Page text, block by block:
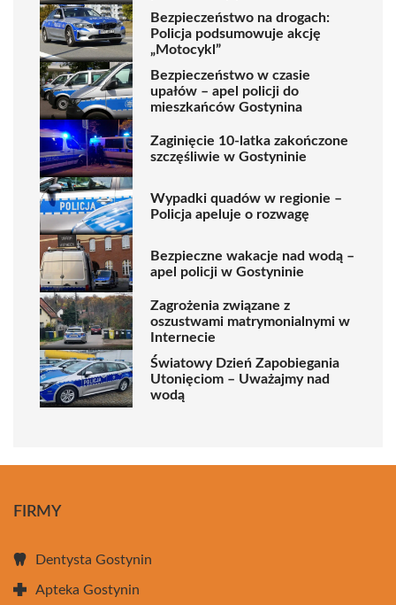
Bezpieczeństwo na drogach:
Policja podsumowuje akcję
„Motocykl”
Bezpieczeństwo w czasie
upałów – apel policji do
mieszkańców Gostynina
Zaginięcie 10-latka zakończone
szczęśliwie w Gostyninie
Wypadki quadów w regionie –
Policja apeluje o rozwagę
Bezpieczne wakacje nad wodą –
apel policji w Gostyninie
Zagrożenia związane z
oszustwami matrymonialnymi w
Internecie
Światowy Dzień Zapobiegania
Utonięciom – Uważajmy nad
wodą
FIRMY
Dentysta Gostynin
Apteka Gostynin